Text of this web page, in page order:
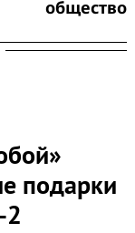
общество
подарки